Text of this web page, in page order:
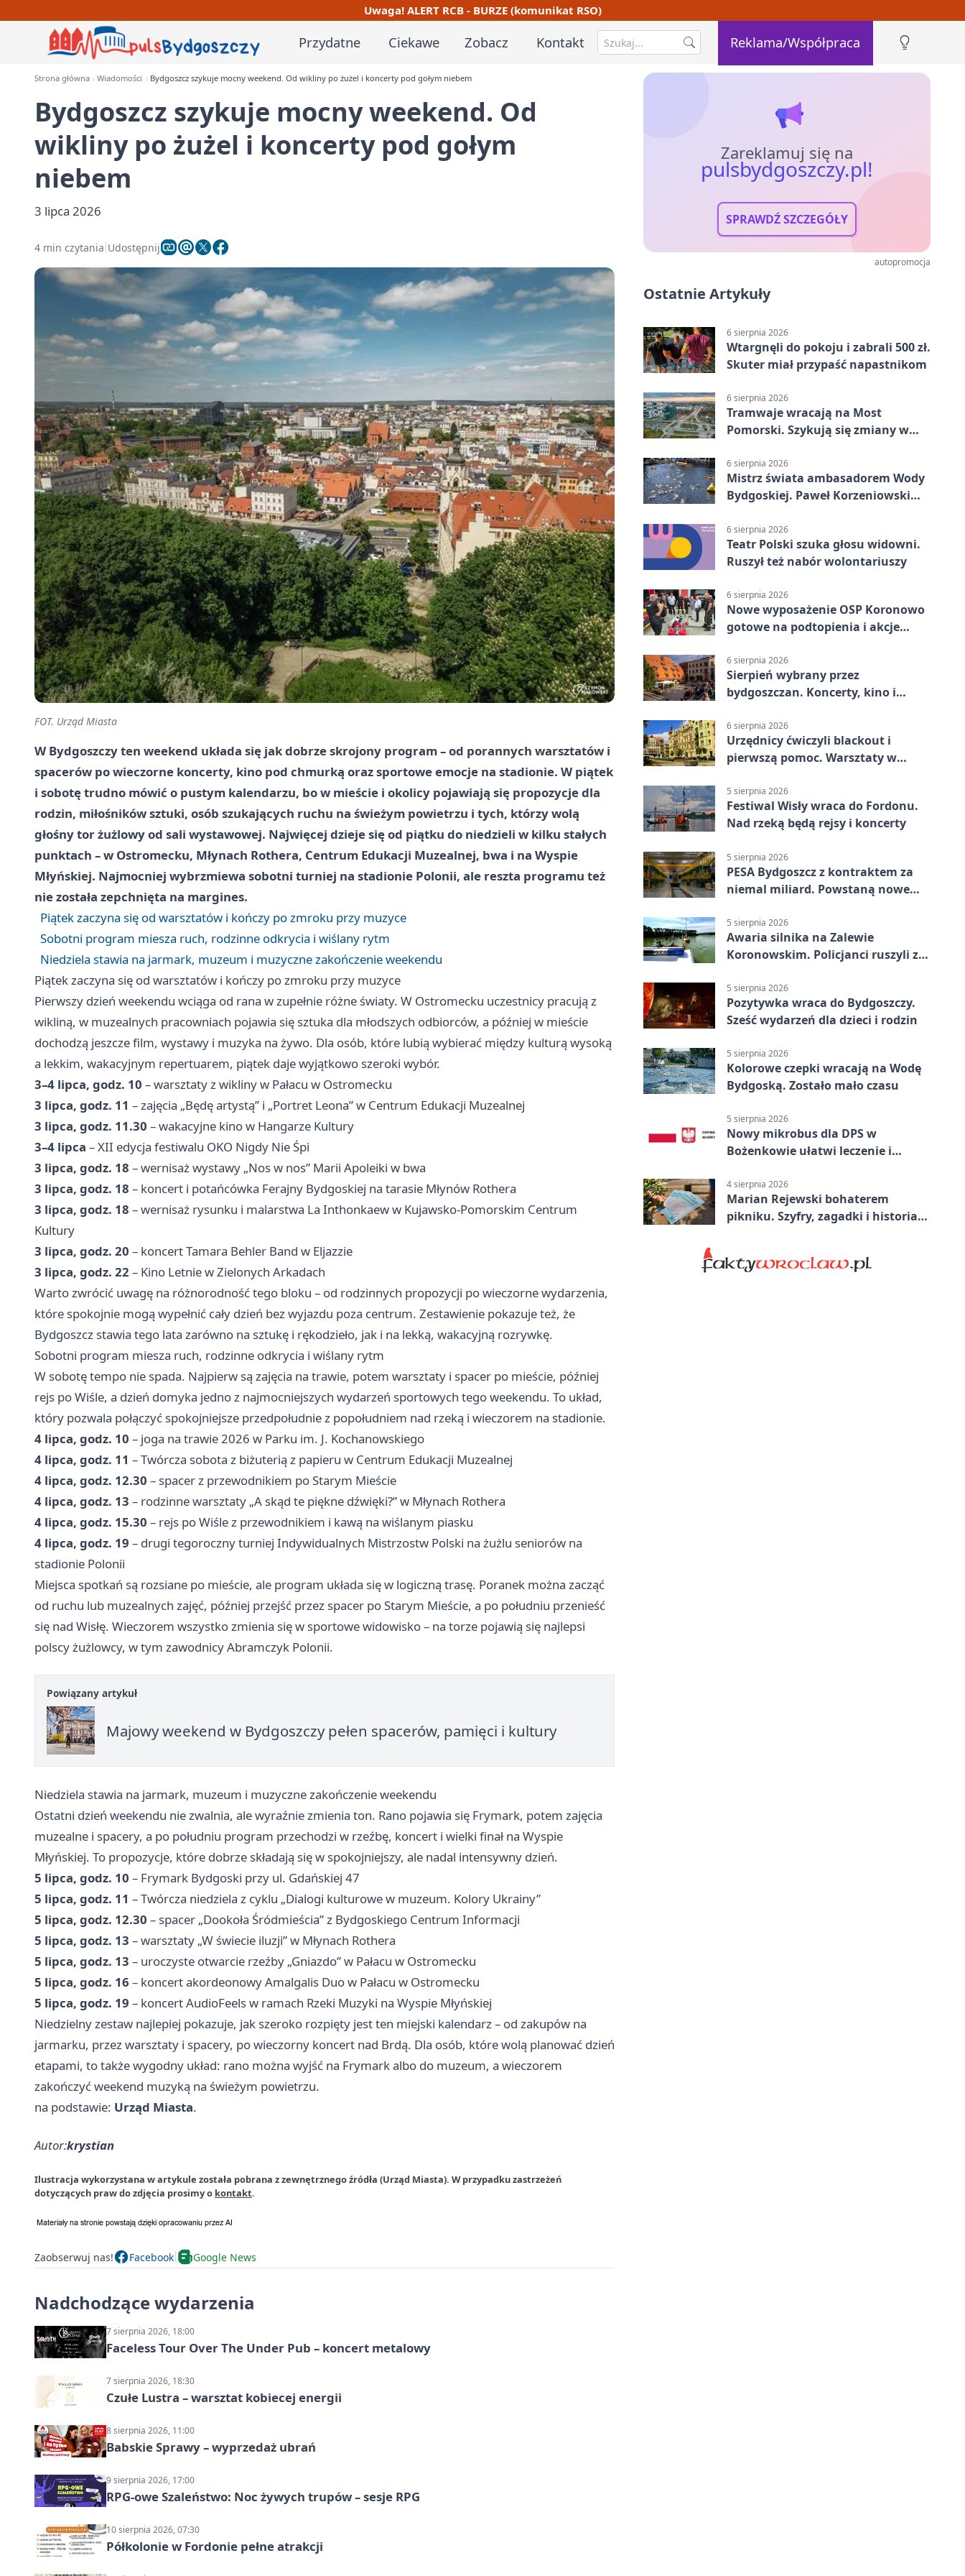
Uwaga! ALERT RCB - BURZE (komunikat RSO)
Przydatne Ciekawe Zobacz Kontakt Reklama/Współpraca
Strona główna Wiadomości Bydgoszcz szykuje mocny weekend. Od wikliny po żużel i koncerty pod gołym niebem
Bydgoszcz szykuje mocny weekend. Od
wikliny po żużel i koncerty pod gołym
niebem
3 lipca 2026
4 min czytania Udostępnij
FOT. Urząd Miasta
W Bydgoszczy ten weekend układa się jak dobrze skrojony program – od porannych warsztatów i
spacerów po wieczorne koncerty, kino pod chmurką oraz sportowe emocje na stadionie. W piątek
i sobotę trudno mówić o pustym kalendarzu, bo w mieście i okolicy pojawiają się propozycje dla
rodzin, miłośników sztuki, osób szukających ruchu na świeżym powietrzu i tych, którzy wolą
głośny tor żużlowy od sali wystawowej. Najwięcej dzieje się od piątku do niedzieli w kilku stałych
punktach – w Ostromecku, Młynach Rothera, Centrum Edukacji Muzealnej, bwa i na Wyspie
Młyńskiej. Najmocniej wybrzmiewa sobotni turniej na stadionie Polonii, ale reszta programu też
nie została zepchnięta na margines.
Piątek zaczyna się od warsztatów i kończy po zmroku przy muzyce
Sobotni program miesza ruch, rodzinne odkrycia i wiślany rytm
Niedziela stawia na jarmark, muzeum i muzyczne zakończenie weekendu
Piątek zaczyna się od warsztatów i kończy po zmroku przy muzyce
Pierwszy dzień weekendu wciąga od rana w zupełnie różne światy. W Ostromecku uczestnicy pracują z
wikliną, w muzealnych pracowniach pojawia się sztuka dla młodszych odbiorców, a później w mieście
dochodzą jeszcze film, wystawy i muzyka na żywo. Dla osób, które lubią wybierać między kulturą wysoką
a lekkim, wakacyjnym repertuarem, piątek daje wyjątkowo szeroki wybór.
3–4 lipca, godz. 10 – warsztaty z wikliny w Pałacu w Ostromecku
3 lipca, godz. 11 – zajęcia „Będę artystą” i „Portret Leona” w Centrum Edukacji Muzealnej
3 lipca, godz. 11.30 – wakacyjne kino w Hangarze Kultury
3–4 lipca – XII edycja festiwalu OKO Nigdy Nie Śpi
3 lipca, godz. 18 – wernisaż wystawy „Nos w nos” Marii Apoleiki w bwa
3 lipca, godz. 18 – koncert i potańcówka Ferajny Bydgoskiej na tarasie Młynów Rothera
3 lipca, godz. 18 – wernisaż rysunku i malarstwa La Inthonkaew w Kujawsko-Pomorskim Centrum
Kultury
3 lipca, godz. 20 – koncert Tamara Behler Band w Eljazzie
3 lipca, godz. 22 – Kino Letnie w Zielonych Arkadach
Warto zwrócić uwagę na różnorodność tego bloku – od rodzinnych propozycji po wieczorne wydarzenia,
które spokojnie mogą wypełnić cały dzień bez wyjazdu poza centrum. Zestawienie pokazuje też, że
Bydgoszcz stawia tego lata zarówno na sztukę i rękodzieło, jak i na lekką, wakacyjną rozrywkę.
Sobotni program miesza ruch, rodzinne odkrycia i wiślany rytm
W sobotę tempo nie spada. Najpierw są zajęcia na trawie, potem warsztaty i spacer po mieście, później
rejs po Wiśle, a dzień domyka jedno z najmocniejszych wydarzeń sportowych tego weekendu. To układ,
który pozwala połączyć spokojniejsze przedpołudnie z popołudniem nad rzeką i wieczorem na stadionie.
4 lipca, godz. 10 – joga na trawie 2026 w Parku im. J. Kochanowskiego
4 lipca, godz. 11 – Twórcza sobota z biżuterią z papieru w Centrum Edukacji Muzealnej
4 lipca, godz. 12.30 – spacer z przewodnikiem po Starym Mieście
4 lipca, godz. 13 – rodzinne warsztaty „A skąd te piękne dźwięki?” w Młynach Rothera
4 lipca, godz. 15.30 – rejs po Wiśle z przewodnikiem i kawą na wiślanym piasku
4 lipca, godz. 19 – drugi tegoroczny turniej Indywidualnych Mistrzostw Polski na żużlu seniorów na
stadionie Polonii
Miejsca spotkań są rozsiane po mieście, ale program układa się w logiczną trasę. Poranek można zacząć
od ruchu lub muzealnych zajęć, później przejść przez spacer po Starym Mieście, a po południu przenieść
się nad Wisłę. Wieczorem wszystko zmienia się w sportowe widowisko – na torze pojawią się najlepsi
polscy żużlowcy, w tym zawodnicy Abramczyk Polonii.
Powiązany artykuł
Majowy weekend w Bydgoszczy pełen spacerów, pamięci i kultury
Niedziela stawia na jarmark, muzeum i muzyczne zakończenie weekendu
Ostatni dzień weekendu nie zwalnia, ale wyraźnie zmienia ton. Rano pojawia się Frymark, potem zajęcia
muzealne i spacery, a po południu program przechodzi w rzeźbę, koncert i wielki finał na Wyspie
Młyńskiej. To propozycje, które dobrze składają się w spokojniejszy, ale nadal intensywny dzień.
5 lipca, godz. 10 – Frymark Bydgoski przy ul. Gdańskiej 47
5 lipca, godz. 11 – Twórcza niedziela z cyklu „Dialogi kulturowe w muzeum. Kolory Ukrainy”
5 lipca, godz. 12.30 – spacer „Dookoła Śródmieścia” z Bydgoskiego Centrum Informacji
5 lipca, godz. 13 – warsztaty „W świecie iluzji” w Młynach Rothera
5 lipca, godz. 13 – uroczyste otwarcie rzeźby „Gniazdo” w Pałacu w Ostromecku
5 lipca, godz. 16 – koncert akordeonowy Amalgalis Duo w Pałacu w Ostromecku
5 lipca, godz. 19 – koncert AudioFeels w ramach Rzeki Muzyki na Wyspie Młyńskiej
Niedzielny zestaw najlepiej pokazuje, jak szeroko rozpięty jest ten miejski kalendarz – od zakupów na
jarmarku, przez warsztaty i spacery, po wieczorny koncert nad Brdą. Dla osób, które wolą planować dzień
etapami, to także wygodny układ: rano można wyjść na Frymark albo do muzeum, a wieczorem
zakończyć weekend muzyką na świeżym powietrzu.
na podstawie: Urząd Miasta.
Autor:krystian
Ilustracja wykorzystana w artykule została pobrana z zewnętrznego źródła (Urząd Miasta). W przypadku zastrzeżeń
dotyczących praw do zdjęcia prosimy o kontakt.
Zaobserwuj nas! Facebook Google News
Nadchodzące wydarzenia
7 sierpnia 2026, 18:00
Faceless Tour Over The Under Pub – koncert metalowy
7 sierpnia 2026, 18:30
Czułe Lustra – warsztat kobiecej energii
8 sierpnia 2026, 11:00
Babskie Sprawy – wyprzedaż ubrań
9 sierpnia 2026, 17:00
RPG-owe Szaleństwo: Noc żywych trupów – sesje RPG
10 sierpnia 2026, 07:30
Półkolonie w Fordonie pełne atrakcji
Zareklamuj się na
pulsbydgoszczy.pl!
SPRAWDŹ SZCZEGÓŁY
autopromocja
Ostatnie Artykuły
6 sierpnia 2026
Wtargnęli do pokoju i zabrali 500 zł.
Skuter miał przypaść napastnikom
6 sierpnia 2026
Tramwaje wracają na Most
Pomorski. Szykują się zmiany w
6 sierpnia 2026
Mistrz świata ambasadorem Wody
Bydgoskiej. Paweł Korzeniowski
6 sierpnia 2026
Teatr Polski szuka głosu widowni.
Ruszył też nabór wolontariuszy
6 sierpnia 2026
Nowe wyposażenie OSP Koronowo
gotowe na podtopienia i akcje
6 sierpnia 2026
Sierpień wybrany przez
bydgoszczan. Koncerty, kino i
6 sierpnia 2026
Urzędnicy ćwiczyli blackout i
pierwszą pomoc. Warsztaty w
5 sierpnia 2026
Festiwal Wisły wraca do Fordonu.
Nad rzeką będą rejsy i koncerty
5 sierpnia 2026
PESA Bydgoszcz z kontraktem za
niemal miliard. Powstaną nowe
5 sierpnia 2026
Awaria silnika na Zalewie
Koronowskim. Policjanci ruszyli z
5 sierpnia 2026
Pozytywka wraca do Bydgoszczy.
Sześć wydarzeń dla dzieci i rodzin
5 sierpnia 2026
Kolorowe czepki wracają na Wodę
Bydgoską. Zostało mało czasu
5 sierpnia 2026
Nowy mikrobus dla DPS w
Bożenkowie ułatwi leczenie i
4 sierpnia 2026
Marian Rejewski bohaterem
pikniku. Szyfry, zagadki i historia